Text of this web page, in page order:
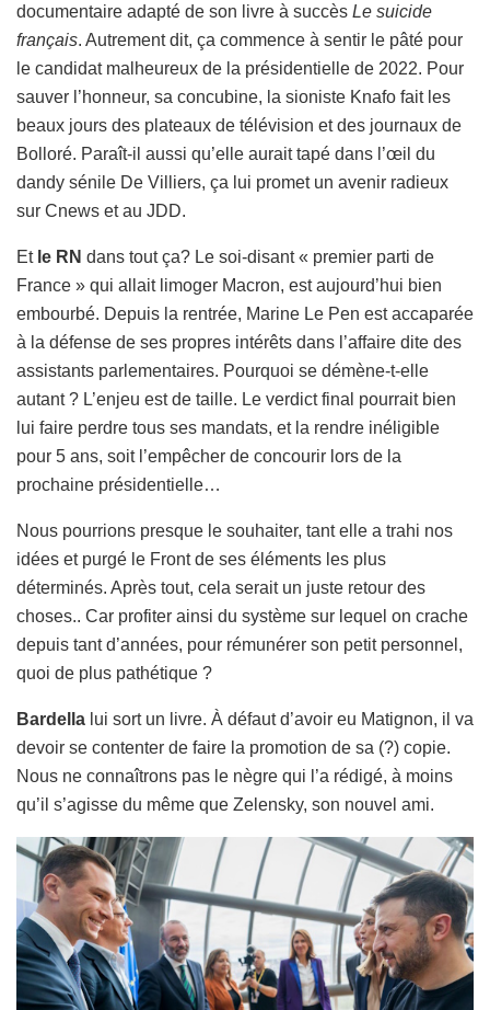
documentaire adapté de son livre à succès Le suicide
français. Autrement dit, ça commence à sentir le pâté pour
le candidat malheureux de la présidentielle de 2022. Pour
sauver l’honneur, sa concubine, la sioniste Knafo fait les
beaux jours des plateaux de télévision et des journaux de
Bolloré. Paraît-il aussi qu’elle aurait tapé dans l’œil du
dandy sénile De Villiers, ça lui promet un avenir radieux
sur Cnews et au JDD.
Et le RN dans tout ça? Le soi-disant « premier parti de
France » qui allait limoger Macron, est aujourd’hui bien
embourbé. Depuis la rentrée, Marine Le Pen est accaparée
à la défense de ses propres intérêts dans l’affaire dite des
assistants parlementaires. Pourquoi se démène-t-elle
autant ? L’enjeu est de taille. Le verdict final pourrait bien
lui faire perdre tous ses mandats, et la rendre inéligible
pour 5 ans, soit l’empêcher de concourir lors de la
prochaine présidentielle…
Nous pourrions presque le souhaiter, tant elle a trahi nos
idées et purgé le Front de ses éléments les plus
déterminés. Après tout, cela serait un juste retour des
choses.. Car profiter ainsi du système sur lequel on crache
depuis tant d’années, pour rémunérer son petit personnel,
quoi de plus pathétique ?
Bardella lui sort un livre. À défaut d’avoir eu Matignon, il va
devoir se contenter de faire la promotion de sa (?) copie.
Nous ne connaîtrons pas le nègre qui l’a rédigé, à moins
qu’il s’agisse du même que Zelensky, son nouvel ami.